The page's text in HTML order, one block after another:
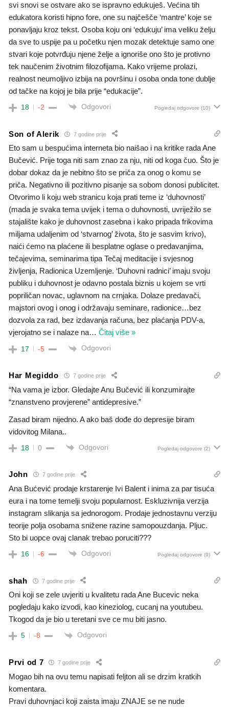
svi snovi se ostvare ako se ispravno edukuješ. Većina tih
edukatora koristi hipno fore, one su najčešče ‘mantre’ koje se
ponavljaju kroz tekst. Osoba koju oni ‘edukuju’ ima veliku želju
da sve to uspije pa u početku njen mozak detektuje samo one
stvari koje potvrđuju njene želje a ignoriše ono što je protivno
tek naučenim životnim filozofijama. Kako vrijeme prolazi,
realnost neumoljivo izbija na površinu i osoba onda tone dublje
od tačke na kojoj je bila prije “edukacije”.
18 -2 Odgovori Pogledaj odgovore (10)
Son of Alerik 7 godine prije
Eto sam u bespućima interneta bio naišao i na kritike rada Ane
Bučević. Prije toga niti sam znao za nju, niti od koga čuo. Što je
dobar dokaz da je nebitno što se priča za onog o komu se
priča. Negativno ili pozitivno pisanje sa sobom donosi publicitet.
Otvorimo li koju web stranicu koja prati teme iz ‘duhovnosti’
(mada je svaka tema uvijek i tema o duhovnosti, uvriježilo se
stajalište kako je duhovnost zasebna i kako pripada frikovima
miljama udaljenim od ‘stvarnog’ života, što je sasvim krivo),
naići ćemo na plaćene ili besplatne oglase o predavanjima,
tečajevima, seminarima tipa Tečaj meditacije i svjesnog
življenja, Radionica Uzemljenje. ‘Duhovni radnici’ imaju svoju
publiku i duhovnost je odavno postala biznis u kojem se vrti
popriličan novac, uglavnom na crnjaka. Dolaze predavači,
majstori ovog i onog i održavaju seminare, radionice…bez
dozvola za rad, bez izdavanja računa, bez plaćanja PDV-a,
vjerojatno se i nalaze na… Čitaj više »
17 -5 Odgovori
Har Megiddo 7 godine prije
“Na vama je izbor. Gledajte Anu Bučević ili konzumirajte
“znanstveno provjerene” antidepresive.”
Zasad biram nijedno. A ako baš dođe do depresije biram
vidovitog Milana..
18 0 Odgovori Pogledaj odgovore (2)
John 7 godine prije
Ana Bućević prodaje krstarenje Ivi Balent i inima za par tisuća
eura i na tome temelji svoju popularnost. Eskluzivnija verzija
instagram slikanja sa jednorogom. Prodaje jednostavnu verziju
teorije polja osobama snižene razine samopouzdanja. Pljuc.
Sto bi uopce ovaj clanak trebao poruciti???
16 -6 Odgovori Pogledaj odgovore (9)
shah 7 godine prije
Oni koji se zele uvjeriti u kvalitetu rada Ane Bucevic neka
pogledaju kako izvodi, kao kineziolog, cucanj na youtubeu.
Tkogod da je bio u teretani sve ce mu biti jasno.
5 -8 Odgovori
Prvi od 7 7 godine prije
Mogao bih na ovu temu napisati feljton ali se drzim kratkih
komentara.
Pravi duhovnjaci koji zaista imaju ZNAJE se ne nude